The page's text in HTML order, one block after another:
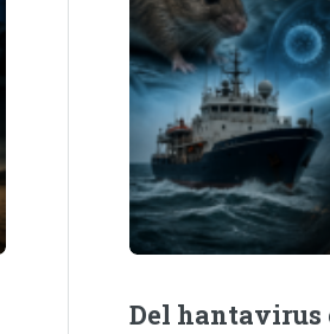
Del hantavirus